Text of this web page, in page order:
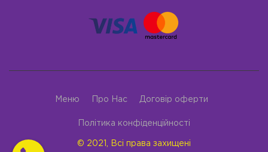
Меню Про Нас Договір оферти
Політика конфіденційності
© 2021, Всі права захищені